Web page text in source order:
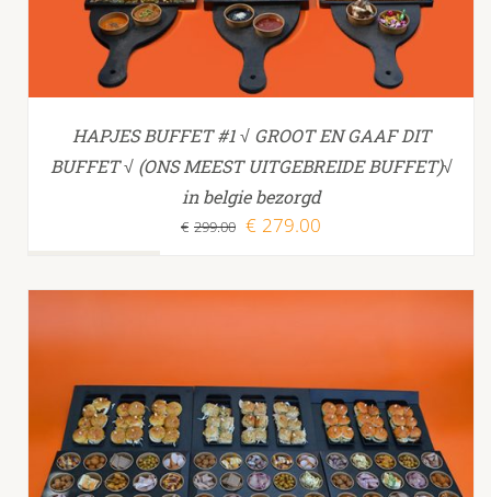
HAPJES BUFFET #1 √ GROOT EN GAAF DIT
BUFFET √ (ONS MEEST UITGEBREIDE BUFFET)√
in belgie bezorgd
€ 299.00 Oorspronkelijke
€299.00.
€ 279.00
TOEVOEGEN AAN WINKELWAGEN /